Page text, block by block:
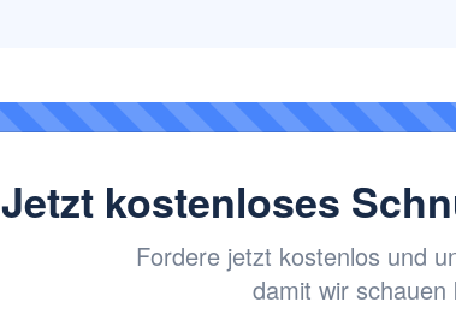
Jetzt kostenloses
Fordere jetzt kostenlos und
damit wir